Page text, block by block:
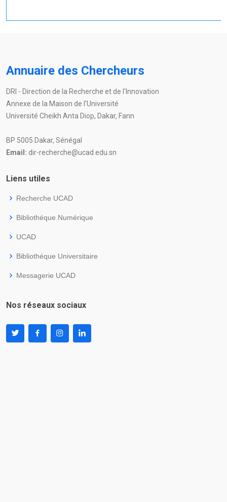
Annuaire des Chercheurs
DRI - Direction de la Recherche et de l'Innovation
Annexe de la Maison de l’Université
Université Cheikh Anta Diop, Dakar, Fann
BP 5005 Dakar, Sénégal
Email: dir-recherche@ucad.edu.sn
Liens utiles
Recherche UCAD
Bibliothéque Numérique
UCAD
Bibliothéque Universitaire
Messagerie UCAD
Nos réseaux sociaux